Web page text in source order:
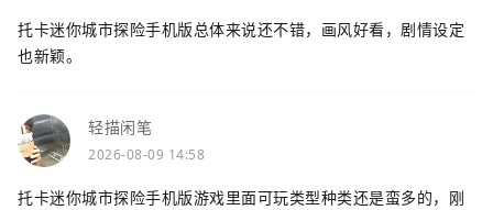
托卡迷你城市探险手机版总体来说还不错，画风好看，剧情设定
也新颖。
轻描闲笔
2026-08-09 14:58
托卡迷你城市探险手机版游戏里面可玩类型种类还是蛮多的，刚